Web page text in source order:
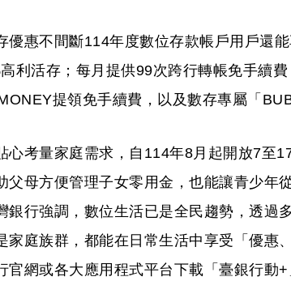
優惠不間斷114年度數位存款帳戶用戶還
利活存；每月提供99次跨行轉帳免手續
提領免手續費，以及數存專屬「
心考量家庭需求，自114年8月起開放7至
父母方便管理子女零用金，也能讓青少年
銀行強調，數位生活已是全民趨勢，透過
家庭族群，都能在日常生活中享受「優惠
官網或各大應用程式平台下載「臺銀行動